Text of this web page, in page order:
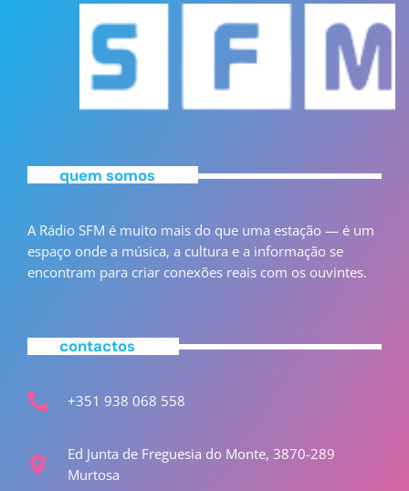
quem somos
A Rádio SFM é muito mais do que uma estação — é um
espaço onde a música, a cultura e a informação se
encontram para criar conexões reais com os ouvintes.
contactos
+351 938 068 558
Ed Junta de Freguesia do Monte, 3870-289
Murtosa